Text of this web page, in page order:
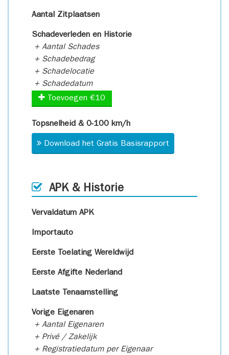
Aantal Zitplaatsen
Schadeverleden en Historie
+ Aantal Schades
+ Schadebedrag
+ Schadelocatie
+ Schadedatum
Toevoegen €10
Topsnelheid & 0-100 km/h
Download het Gratis Basisrapport
APK & Historie
Vervaldatum APK
Importauto
Eerste Toelating Wereldwijd
Eerste Afgifte Nederland
Laatste Tenaamstelling
Vorige Eigenaren
+ Aantal Eigenaren
+ Privé / Zakelijk
+ Registratiedatum per Eigenaar